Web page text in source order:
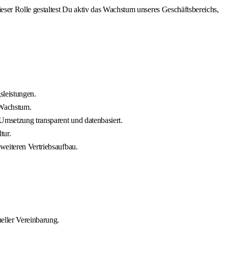
Rolle gestaltest Du aktiv das Wachstum unseres Geschäftsbereichs,
transparent und datenbasiert.
Vertriebsaufbau.
Vereinbarung.